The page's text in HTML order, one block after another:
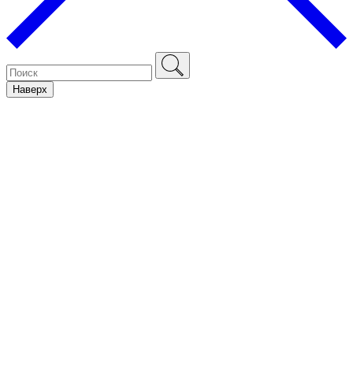
Наверх